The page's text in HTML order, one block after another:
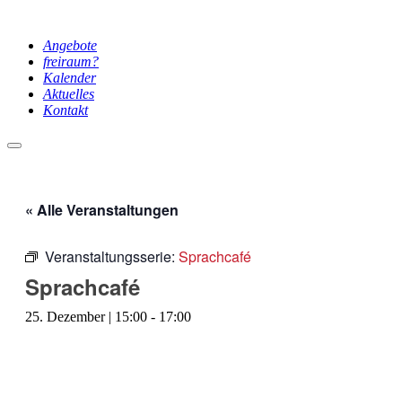
Angebote
freiraum?
Kalender
Aktuelles
Kontakt
Hauptmenü
« Alle Veranstaltungen
Veranstaltungsserie: Sprachcafé
Sprachcafé
25. Dezember | 15:00 - 17:00